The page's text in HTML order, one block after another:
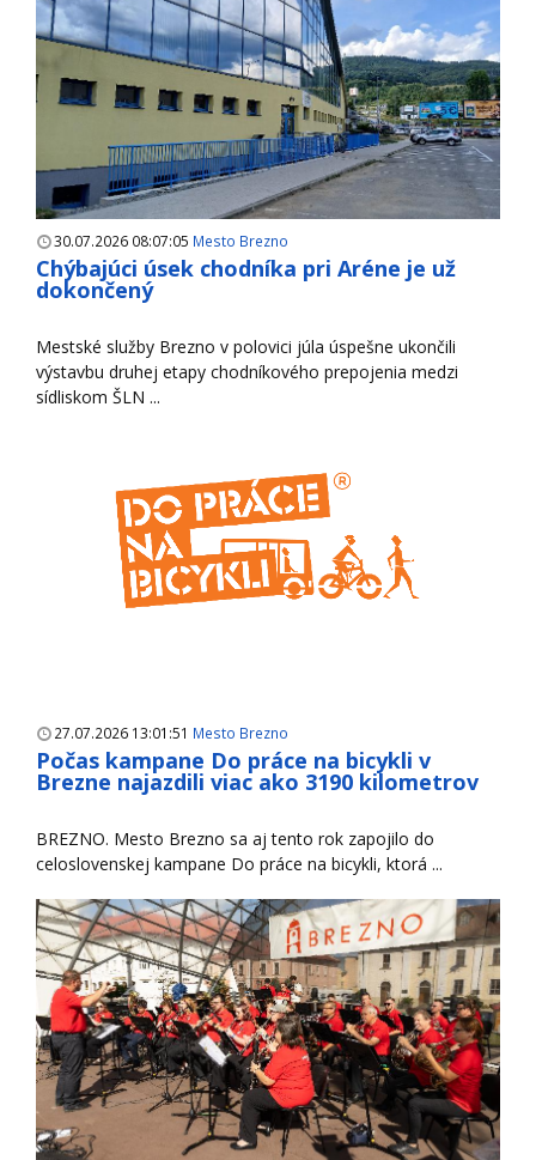
30.07.2026 08:07:05 Mesto Brezno
Chýbajúci úsek chodníka pri Aréne je už
dokončený
Mestské služby Brezno v polovici júla úspešne ukončili
výstavbu druhej etapy chodníkového prepojenia medzi
sídliskom ŠLN ...
27.07.2026 13:01:51 Mesto Brezno
Počas kampane Do práce na bicykli v
Brezne najazdili viac ako 3190 kilometrov
BREZNO. Mesto Brezno sa aj tento rok zapojilo do
celoslovenskej kampane Do práce na bicykli, ktorá ...